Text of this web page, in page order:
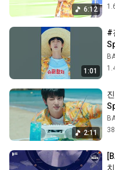
6:12
1:01
#
2:11